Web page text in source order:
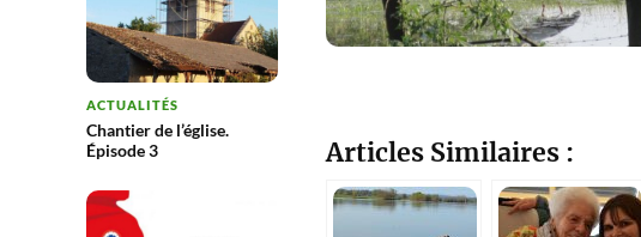
ACTUALITÉS
Chantier de l’église.
Épisode 3
Articles Similaires :